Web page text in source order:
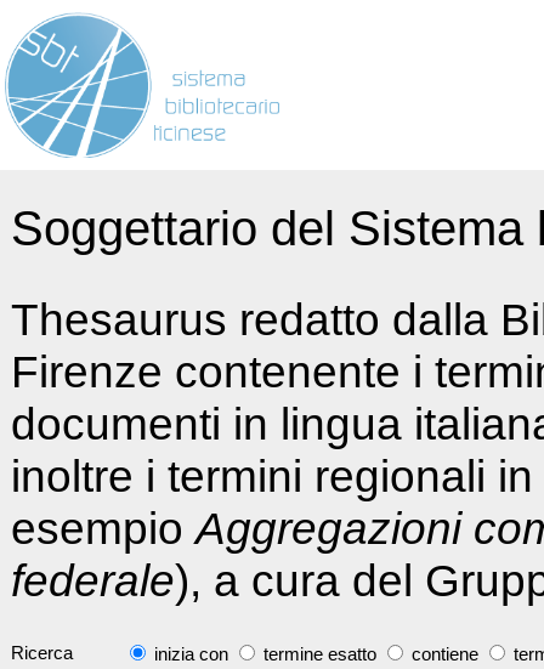
Soggettario del
Thesaurus redatto dalla
Firenze contenente i
documenti in lingua
inoltre i termini regionali
esempioAggregazioni
federale), a cura del
Ricerca inizia con termine esatto contiene